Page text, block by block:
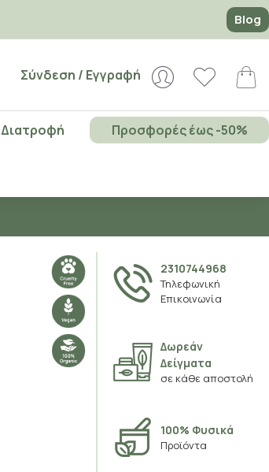
Blog
Σύνδεση / Εγγραφή
Διατροφή Προσφορές έως -50%
2310744968
Τηλεφωνική
Επικοινωνία
Δωρεάν
Δείγματα
σε κάθε αποστολή
100% Φυσικά
Προϊόντα